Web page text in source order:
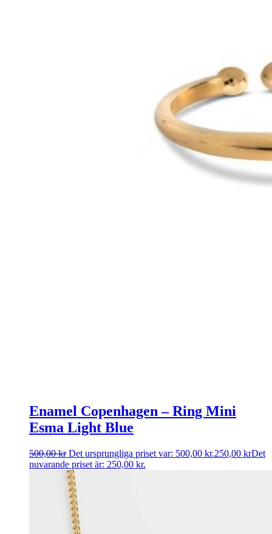
Enamel Copenhagen – Ring Mini
Esma Light Blue
500,00kr Det ursprungliga priset var: 500,00 kr.250,00 krDet
nuvarande priset är: 250,00 kr.